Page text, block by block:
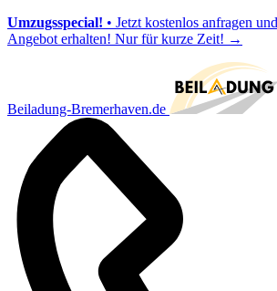
Umzugsspecial! • Jetzt kostenlos anfragen
Angebot erhalten! Nur für kurze Zeit! →
Beiladung-Bremerhaven.de